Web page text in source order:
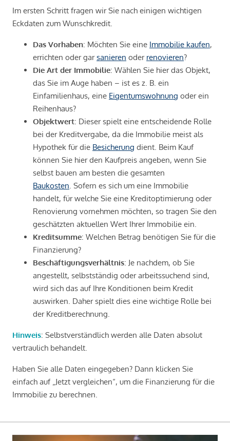
Im ersten Schritt fragen wir Sie nach einigen wichtigen
Eckdaten zum Wunschkredit.
Das Vorhaben: Möchten Sie eine Immobilie kaufen,
errichten oder garsanieren oder renovieren?
Die Art der Immobilie: Wählen Sie hier das Objekt,
das Sie im Auge haben – ist es z. B. ein
Einfamilienhaus, eine Eigentumswohnung oder ein
Reihenhaus?
Objektwert: Dieser spielt eine entscheidende Rolle
bei der Kreditvergabe, da die Immobilie meist als
Hypothek für die Besicherung dient. Beim Kauf
können Sie hier den Kaufpreis angeben, wenn Sie
selbst bauen am besten die gesamten
Baukosten . Sofern es sich um eine Immobilie
handelt, für welche Sie eine Kreditoptimierung oder
Renovierung vornehmen möchten, so tragen Sie den
geschätzten aktuellen Wert Ihrer Immobilie ein.
Kreditsumme: Welchen Betrag benötigen Sie für die
Finanzierung?
Beschäftigungsverhältnis: Je nachdem, ob Sie
angestellt, selbstständig oder arbeitssuchend sind,
wird sich das auf Ihre Konditionen beim Kredit
auswirken. Daher spielt dies eine wichtige Rolle bei
der Kreditberechnung.
Hinweis: Selbstverständlich werden alle Daten absolut
vertraulich behandelt.
Haben Sie alle Daten eingegeben? Dann klicken Sie
einfach auf „Jetzt vergleichen“, um die Finanzierung für die
Immobilie zu berechnen.